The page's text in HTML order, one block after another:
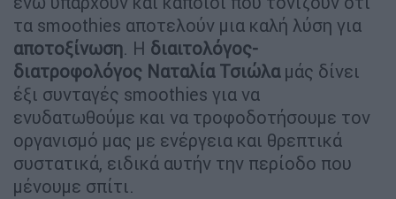
τα smoothies αποτελούν μια καλή λύση για
αποτοξίνωση. Η διαιτολόγος-
διατροφολόγος Ναταλία Τσιώλα μάς δίνει
έξι συνταγές smoothies για να
ενυδατωθούμε και να τροφοδοτήσουμε τον
οργανισμό μας με ενέργεια και θρεπτικά
συστατικά, ειδικά αυτήν την περίοδο που
μένουμε σπίτι.